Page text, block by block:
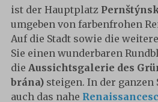
ist der Hauptplatz
umgeben von farbenfrohen
Auf die Stadt sowie die
Sie einen wunderbaren
die Aussichtsgalerie des
brána) steigen. In der ganzen
auch das nahe